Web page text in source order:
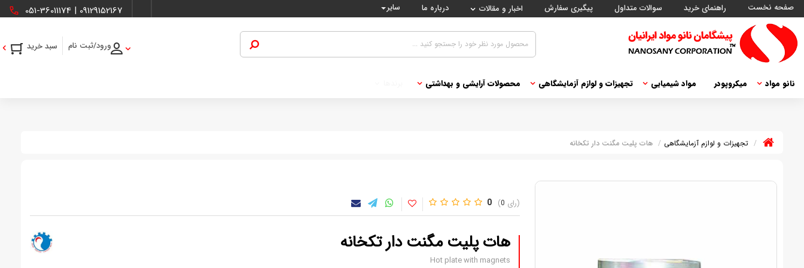
صفحه نخست راهنمای خرید سوالات متداول پیگیری سفارش اخبار و مقالات درباره ما سایر 09129152167
|
051-36011174
ورود/ثبت نام
نانو مواد میکروپودر مواد شیمیایی تجهیزات و لوازم آزمایشگاهی محصولات آرایشی و بهداشتی
تجهیزات و لوازم آزمایشگاهی هات پلیت مگنت دار تکخانه
0 0
هات پلیت مگنت دار تکخانه
Hot plate with magnets